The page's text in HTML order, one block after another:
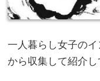
一人暮らし女子の
から収集して紹介し